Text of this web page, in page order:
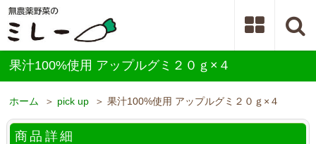
果汁100%使用 アップルグミ２０ｇ×４
ホーム ＞ pick up ＞ 果汁100%使用 アップルグミ２０ｇ×４
商品詳細